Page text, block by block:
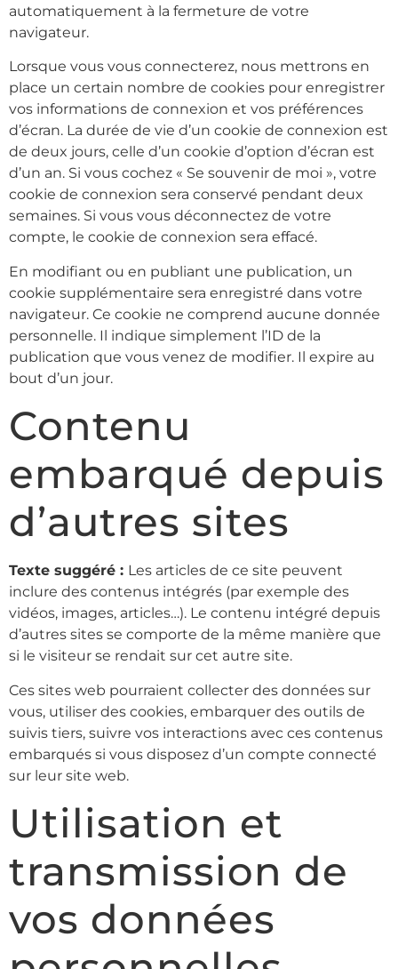
automatiquement à la fermeture de votre
navigateur.
Lorsque vous vous connecterez, nous mettrons en
place un certain nombre de cookies pour enregistrer
vos informations de connexion et vos préférences
d’écran. La durée de vie d’un cookie de connexion est
de deux jours, celle d’un cookie d’option d’écran est
d’un an. Si vous cochez « Se souvenir de moi », votre
cookie de connexion sera conservé pendant deux
semaines. Si vous vous déconnectez de votre
compte, le cookie de connexion sera effacé.
En modifiant ou en publiant une publication, un
cookie supplémentaire sera enregistré dans votre
navigateur. Ce cookie ne comprend aucune donnée
personnelle. Il indique simplement l’ID de la
publication que vous venez de modifier. Il expire au
bout d’un jour.
Contenu
embarqué depuis
d’autres sites
Texte suggéré : Les articles de ce site peuvent
inclure des contenus intégrés (par exemple des
vidéos, images, articles…). Le contenu intégré depuis
d’autres sites se comporte de la même manière que
si le visiteur se rendait sur cet autre site.
Ces sites web pourraient collecter des données sur
vous, utiliser des cookies, embarquer des outils de
suivis tiers, suivre vos interactions avec ces contenus
embarqués si vous disposez d’un compte connecté
sur leur site web.
Utilisation et
transmission de
vos données